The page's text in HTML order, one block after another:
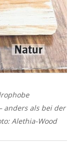
anders als bei der
Alethia-Wood